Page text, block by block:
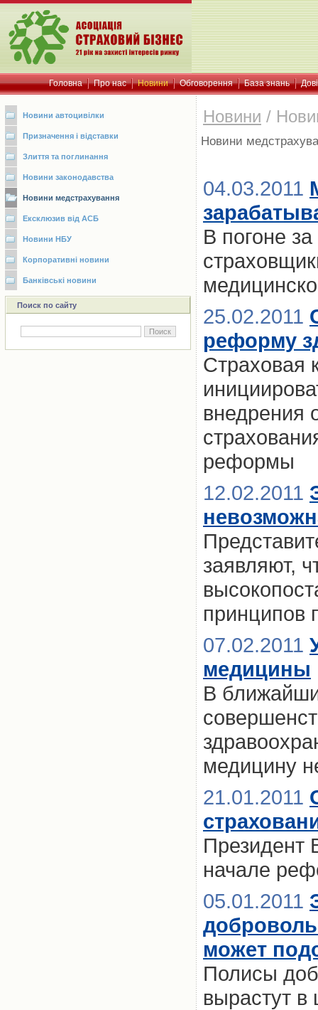
Головна Про нас Новини Обговорення База знань
Новини автоцивілки
Призначення і відставки
Злиття та поглинання
Новини законодавства
Новини медстрахування
Ексклюзив від АСБ
Новини НБУ
Корпоративні новини
Банківські новини
Поиск по сайту
Новини /
Новини
04.03.2011
В погоне
25.02.2011
реформу
Страховая
внедрения
реформы
12.02.2011
заявляют,
принципов
07.02.2011
медицины
В
медицину
21.01.2011
Президент
начале
05.01.2011
может
Полисы
вырастут в